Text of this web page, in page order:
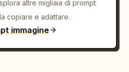
altre migliaia di prompt
copiare e adattare.
immagine